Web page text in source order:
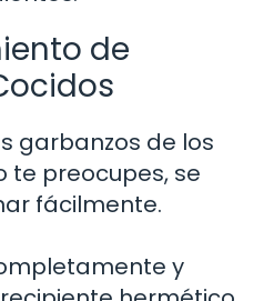
de
garbanzos de los
te preocupes, se
fácilmente.
y